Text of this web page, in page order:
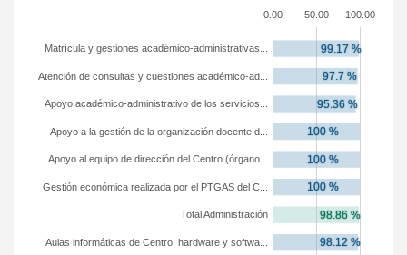
0.00 50.00 100.00
Aulas informáticas de Centro: hardware y softwa...
Total Administración
Gestión económica realizada por el PTGAS del C...
Apoyo al equipo de dirección del Centro (órgano...
Apoyo a la gestión de la organización docente d...
Apoyo académico-administrativo de los servicios...
Atención de consultas y cuestiones académico-ad...
Matrícula y gestiones académico-administrativas...